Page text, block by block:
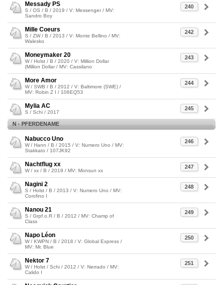
240
Messady PS
S / OS / B / 2019 / V: Messenger / MV:
Sandro Boy
242
Mille Coeurs
S / ZW / B / 2013 / V: Monte Bellino / MV:
Walesko
243
Moneymaker 20
W / Holst / B / 2020 / V: Million Dollar
(Million Dollar / MV: Cassilano
244
More Amor
W / SWB / B / 2012 / V: Baltimore (SWE) /
MV: Robin Z I / 106EQ53
245
Mylia AC
S / Schi / 2017
N - PFERDENAME
246
Nabucco Uno
W / Hann / B / 2015 / V: Numero Uno / MV:
Stakkato / 107JK92
247
Nachtflug xx
W / xx / B / 2019 / MV: Monsun xx
248
Nagini 2
S / Holst / B / 2013 / V: Numero Uno / MV:
Corofino I
249
Nanou 21
S / Grpf.o.R / B / 2012 / MV: Champ of
Class
250
Napo Léon
W / KWPN / B / 2018 / V: Global Express /
MV: Mr. Blue
251
Nektor 7
W / Holst / Schi / 2012 / V: Nerrado / MV:
Calido I